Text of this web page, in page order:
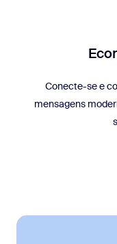
Conecte-se e
mensagens